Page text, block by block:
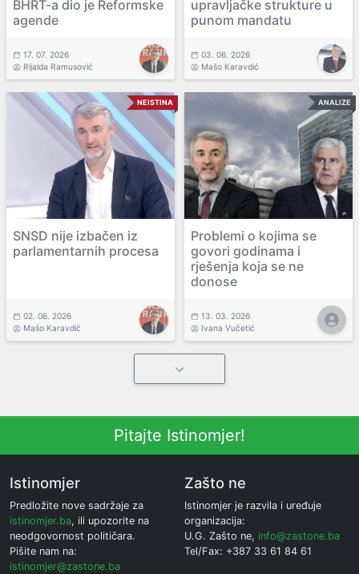
BHRT-a dio je Reformske
agende
17. 07. 2026
Rijalda Ramusović
upravljačke strukture u
punom mandatu
03. 06. 2026
Mašo Karavdić
NEISTINA
SNSD nije izbačen iz
parlamentarnih procesa
02. 06. 2026
Mašo Karavdić
ANALIZE
Problemi o kojima se
govori godinama i
rješenja koja se ne
donose
13. 03. 2026
Ivana Vučetić
Pitajte Istinomjer!
Istinomjer
Predložite nove sadržaje za
istinomjer.ba, ili upozorite na
neodgovornost političara.
Pišite nam na:
istinomjer@zastone.ba
Zašto ne
Istinomjer je razvila i uređuje
organizacija:
U.G. Zašto ne, info@zastone.ba
Tel/Fax: +387 33 61 84 61